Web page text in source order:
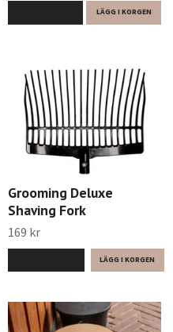
LÄGG I KORGEN
Grooming Deluxe
Shaving Fork
169 kr